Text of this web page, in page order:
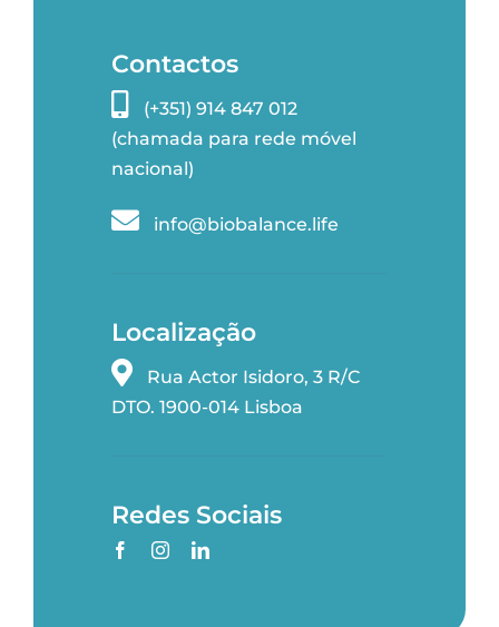
Contactos
(+351) 914 847 012
(chamada para rede móvel
nacional)
info@biobalance.life
Localização
Rua Actor Isidoro, 3 R/C
DTO. 1900-014 Lisboa
Redes Sociais